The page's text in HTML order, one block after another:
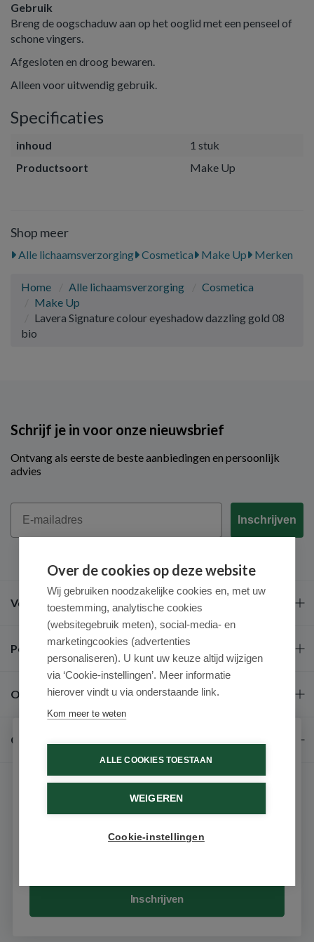
Gebruik
Breng de oogschaduw aan op het ooglid met een penseel of
schone vingers.
Afgesloten en droog bewaren.
Alleen voor uitwendig gebruik.
Specificaties
inhoud
1 stuk
Productsoort
Make Up
Shop meer
Alle lichaamsverzorging Cosmetica Make Up Merken
Home Alle lichaamsverzorging
Cosmetica
Make Up
Lavera Signature colour eyeshadow dazzling gold 08
bio
Schrijf je in voor onze nieuwsbrief
Ontvang als eerste de beste aanbiedingen en persoonlijk
advies
Email
Inschrijven
Veel gestelde vragen
Populaire merken
Over ons
Contact
9.6 / 10 (531 beoordelingen)
Over de cookies op deze website
Wij gebruiken noodzakelijke cookies en, met uw
toestemming, analytische cookies
(websitegebruik meten), social-media- en
marketingcookies (advertenties
personaliseren). U kunt uw keuze altijd wijzigen
via ‘Cookie-instellingen’. Meer informatie
hierover vindt u via onderstaande link.
Kom meer te weten
ALLE COOKIES TOESTAAN
WEIGEREN
Cookie-instellingen
Schrijf je in voor onze nieuwsbrief
Ontvang als eerste de beste aanbiedingen en persoonlijk
advies
Inschrijven